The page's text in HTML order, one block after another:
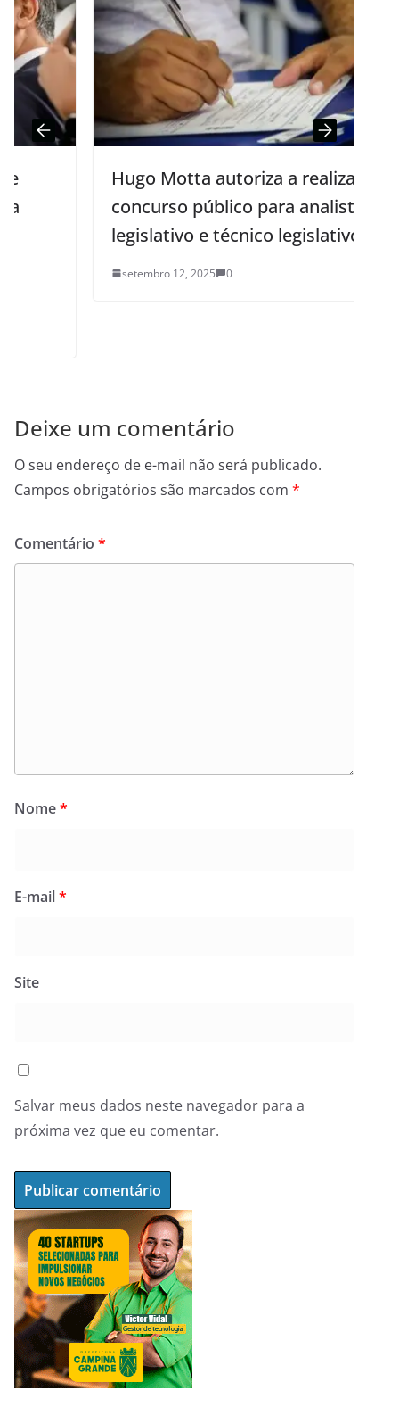
Hugo Motta autoriza a realização de
concurso público para analista
legislativo e técnico legislativo
setembro 12, 2025 0
Deixe um comentário
O seu endereço de e-mail não será publicado.
Campos obrigatórios são marcados com *
Comentário *
Nome*
E-mail*
Site
Salvar meus dados neste navegador para a
próxima vez que eu comentar.